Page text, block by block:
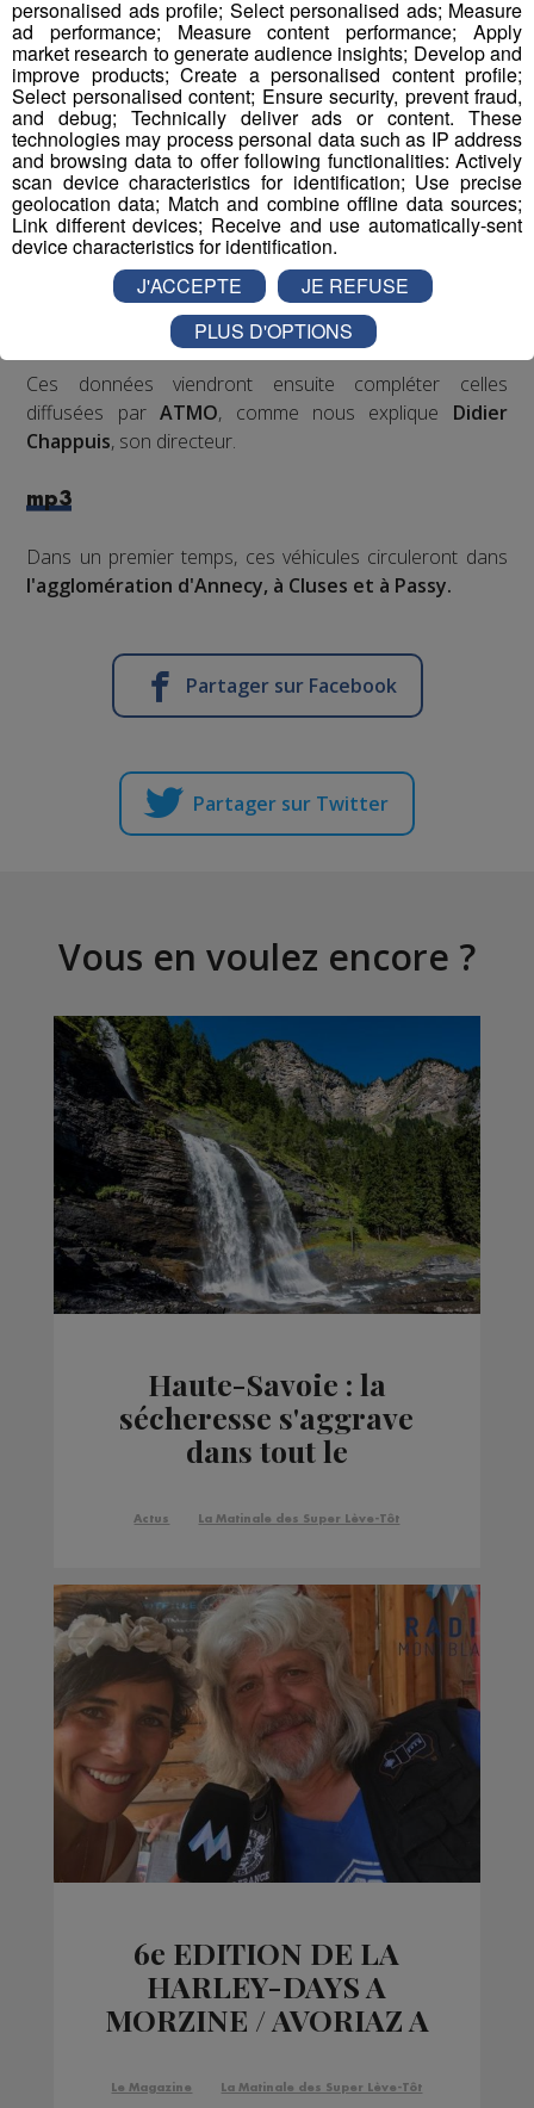
Un choix précis que nous expliqueEric Poincelet, le
directeur de Pollutrack, qui a développé ces capteurs.
mp3
Les données récoltées par ces véhicules permettront
d'établir une cartographie, rue par rue, des la
concentration des polluants.
Les détails d'Eric Poincelet.
Ces données viendront ensuite compléter celles
diffusées parATMO, comme nous explique Didier
Chappuis, son directeur.
mp3
Dans un premier temps, ces véhicules circuleront dans
l'agglomération d'Annecy, à Cluses et à Passy.
Partager sur Facebook
Partager sur Twitter
Vous en voulez encore ?
Haute-Savoie : la
sécheresse s'aggrave
dans tout le
Actus La Matinale des Super Lève-Tôt
6e EDITION DE LA
HARLEY-DAYS A
MORZINE / AVORIAZ A
DIMANCHE 16 JUILLET
Le Magazine La Matinale des Super Lève-Tôt
personalised ads profile; Select personalised ads; Measure
ad performance; Measure content performance; Apply
market research to generate audience insights; Develop and
improve products; Create a personalised content profile;
Select personalised content; Ensure security, prevent fraud,
and debug; Technically deliver ads or content. These
technologies may process personal data such as IP address
and browsing data to offer following functionalities: Actively
scan device characteristics for identification; Use precise
geolocation data; Match and combine offline data sources;
Link different devices; Receive and use automatically-sent
device characteristics for identification.
J'ACCEPTE
JE REFUSE
PLUS D'OPTIONS